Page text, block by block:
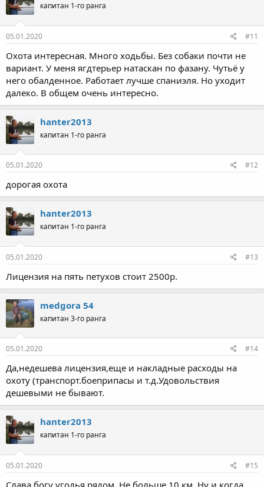
капитан 1-го ранга
05.01.2020 #11
Охота интересная. Много ходьбы. Без собаки почти не
вариант. У меня ягдтерьер натаскан по фазану. Чутьё у
него обалденное. Работает лучше спаниэля. Но уходит
далеко. В общем очень интересно.
hanter2013
капитан 1-го ранга
05.01.2020 #12
дорогая охота
hanter2013
капитан 1-го ранга
05.01.2020 #13
Лицензия на пять петухов стоит 2500р.
medgora 54
капитан 3-го ранга
05.01.2020 #14
Да,недешева лицензия,еще и накладные расходы на
охоту (транспорт.боеприпасы и т.д.Удовольствия
дешевыми не бывают.
hanter2013
капитан 1-го ранга
05.01.2020 #15
Слава богу угодья рядом. Не больше 10 км. Ну и когда